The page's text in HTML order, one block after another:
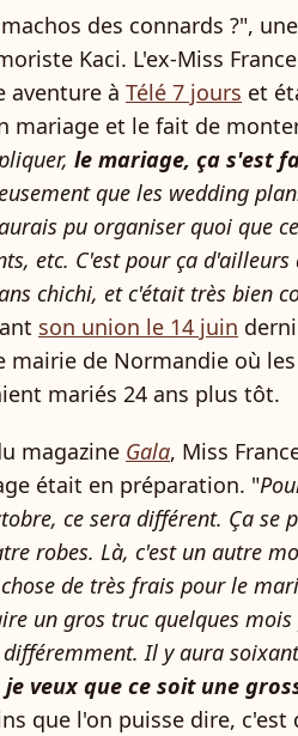
des connards ?",
Kaci. L'ex-Miss
aventure à Télé 7 jours et
mariage et le fait de
le mariage, ça s'est
que les wedding
pu organiser quoi que
etc. C'est pour ça
chichi, et c'était très bien
son union le 14 juin
mairie de Normandie où
mariés 24 ans plus tôt.
magazine Gala, Miss
était en préparation. "
ce sera différent. Ça se
robes. Là, c'est un autre
de très frais pour le
un gros truc quelques
Il y aura
veux que ce soit une
que l'on puisse dire, c'est